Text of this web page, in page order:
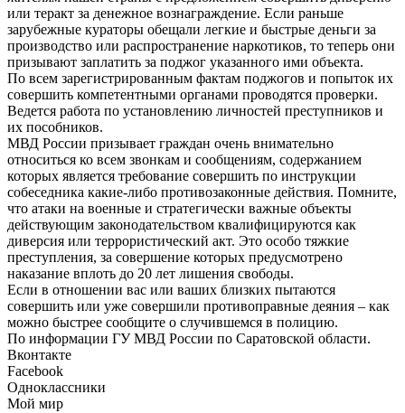
или теракт за денежное вознаграждение. Если раньше
зарубежные кураторы обещали легкие и быстрые деньги за
производство или распространение наркотиков, то теперь они
призывают заплатить за поджог указанного ими объекта.
По всем зарегистрированным фактам поджогов и попыток их
совершить компетентными органами проводятся проверки.
Ведется работа по установлению личностей преступников и
их пособников.
МВД России призывает граждан очень внимательно
относиться ко всем звонкам и сообщениям, содержанием
которых является требование совершить по инструкции
собеседника какие-либо противозаконные действия. Помните,
что атаки на военные и стратегически важные объекты
действующим законодательством квалифицируются как
диверсия или террористический акт. Это особо тяжкие
преступления, за совершение которых предусмотрено
наказание вплоть до 20 лет лишения свободы.
Если в отношении вас или ваших близких пытаются
совершить или уже совершили противоправные деяния – как
можно быстрее сообщите о случившемся в полицию.
По информации ГУ МВД России по Саратовской области.
Вконтакте
Facebook
Одноклассники
Мой мир